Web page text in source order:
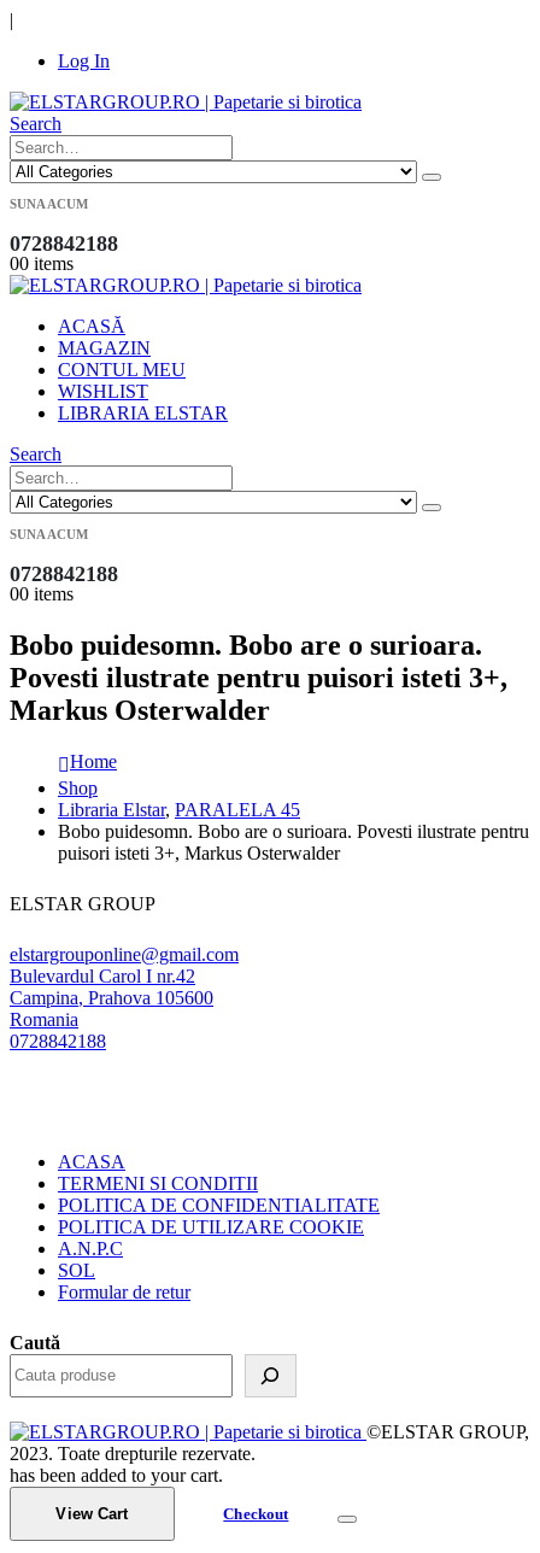
|
Log In
Search
SUNA ACUM
0728842188
00 items
ACASĂ
MAGAZIN
CONTUL MEU
WISHLIST
LIBRARIA ELSTAR
Search
SUNA ACUM
0728842188
00 items
Bobo puidesomn. Bobo are o surioara.
Povesti ilustrate pentru puisori isteti 3+,
Markus Osterwalder
Home
Shop
Libraria Elstar, PARALELA 45
Bobo puidesomn. Bobo are o surioara. Povesti ilustrate pentru
puisori isteti 3+, Markus Osterwalder
ELSTAR GROUP
elstargrouponline@gmail.com
Bulevardul Carol I nr.42
Campina, Prahova 105600
Romania
0728842188
ACASA
TERMENI SI CONDITII
POLITICA DE CONFIDENTIALITATE
POLITICA DE UTILIZARE COOKIE
A.N.P.C
SOL
Formular de retur
Caută
©ELSTAR GROUP,
2023. Toate drepturile rezervate.
has been added to your cart.
View Cart Checkout